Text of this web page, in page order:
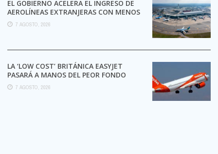
EL GOBIERNO ACELERA EL INGRESO DE
AEROLÍNEAS EXTRANJERAS CON MENOS
TRÁMITES
7 AGOSTO, 2026
LA ‘LOW COST’ BRITÁNICA EASYJET
PASARÁ A MANOS DEL PEOR FONDO
POSIBLE:
7 AGOSTO, 2026